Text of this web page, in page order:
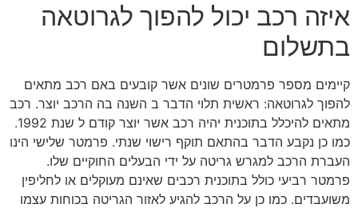
איזה רכב יכול להפוך לגרוטאה
בתשלום
קיימים מספר פרמטרים שונים אשר קובעים באם רכב מתאים
להפוך לגרוטאה: ראשית תלוי הדבר ב השנה בה הרכב יוצר. רכב
מתאים להיכלל בתוכנית יהיה רכב אשר יוצר קודם ל שנת 1992.
כמו כן נקבע הדבר בהתאם תוקף רישוי שנתי. פרמטר שלישי הינו
העברת הרכב למגרש גריטה על ידי הבעלים החוקיים שלו.
פרמטר רביעי כולל בתוכנית רכבים שאינם מעוקלים או לחליפין
משועבדים. כמו כן על הרכב להגיע לאזור הגריטה בכוחות עצמו